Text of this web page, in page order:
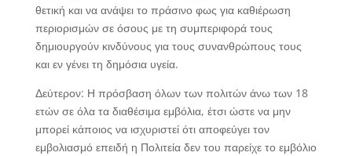
θετική και να ανάψει το πράσινο φως για καθιέρωση
περιορισμών σε όσους με τη συμπεριφορά τους
δημιουργούν κινδύνους για τους συνανθρώπους τους
και εν γένει τη δημόσια υγεία.
Δεύτερον: Η πρόσβαση όλων των πολιτών άνω των 18
ετών σε όλα τα διαθέσιμα εμβόλια, έτσι ώστε να μην
μπορεί κάποιος να ισχυριστεί ότι αποφεύγει τον
εμβολιασμό επειδή η Πολιτεία δεν του παρείχε το εμβόλιο